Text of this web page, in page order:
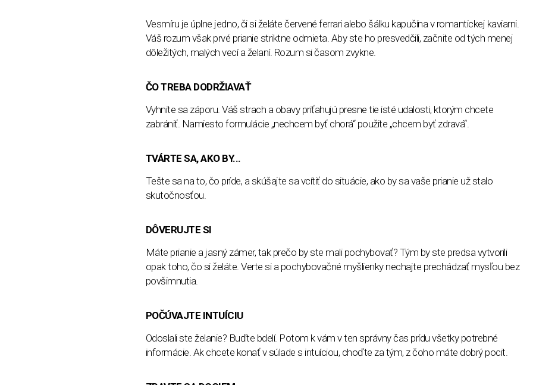
Vesmíru je úplne jedno, či si želáte červené ferrari alebo šálku kapučína v romantickej kaviarni.
Váš rozum však prvé prianie striktne odmieta. Aby ste ho presvedčili, začnite od tých menej
dôležitých, malých vecí a želaní. Rozum si časom zvykne.
ČO TREBA DODRŽIAVAŤ
Vyhnite sa záporu. Váš strach a obavy priťahujú presne tie isté udalosti, ktorým chcete
zabrániť. Namiesto formulácie „nechcem byť chorá“ použite „chcem byť zdravá“.
TVÁRTE SA, AKO BY...
Tešte sa na to, čo príde, a skúšajte sa vcítiť do situácie, ako by sa vaše prianie už stalo
skutočnosťou.
DÔVERUJTE SI
Máte prianie a jasný zámer, tak prečo by ste mali pochybovať? Tým by ste predsa vytvorili
opak toho, čo si želáte. Verte si a pochybovačné myšlienky nechajte prechádzať mysľou bez
povšimnutia.
POČÚVAJTE INTUÍCIU
Odoslali ste želanie? Buďte bdelí. Potom k vám v ten správny čas prídu všetky potrebné
informácie. Ak chcete konať v súlade s intuíciou, choďte za tým, z čoho máte dobrý pocit.